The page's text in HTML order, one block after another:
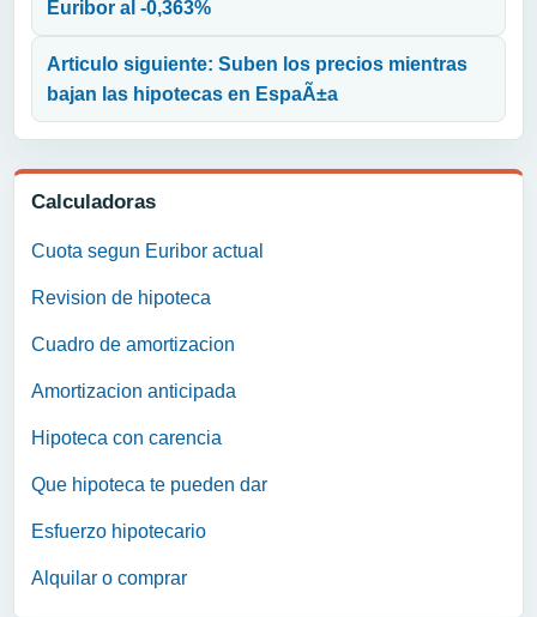
Calculadoras
Cuota segun Euribor actual
Revision de hipoteca
Cuadro de amortizacion
Amortizacion anticipada
Hipoteca con carencia
Que hipoteca te pueden dar
Esfuerzo hipotecario
Alquilar o comprar
Euribor al -0,363%
Articulo siguiente: Suben los precios mientras
bajan las hipotecas en EspaÃ±a